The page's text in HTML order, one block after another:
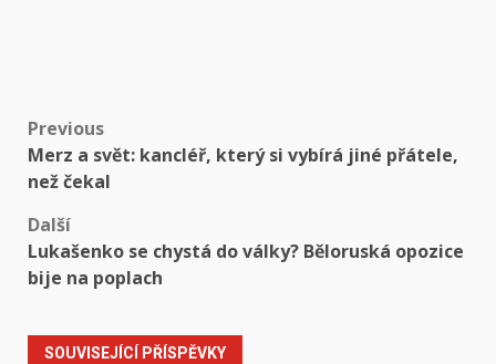
Post
navigation
Previous
Merz a svět: kancléř, který si vybírá jiné přátele,
než čekal
Další
Lukašenko se chystá do války? Běloruská opozice
bije na poplach
SOUVISEJÍCÍ PŘÍSPĚVKY